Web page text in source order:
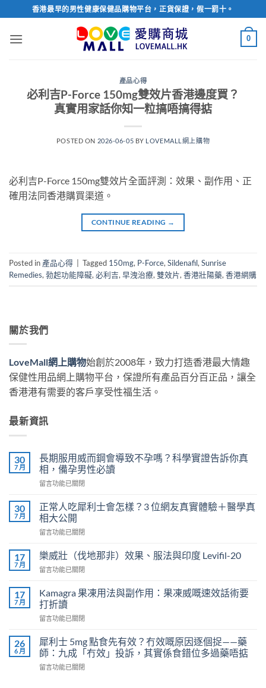
to
content
香港最早的男性健康保健品購物平台，正貨保證，假一罰十。
0
產品心得
必利吉P-Force 150mg雙效片香港邊度買？
真實用家話你知一粒搞唔搞得掂
POSTED ON 2026-06-05 BY LOVEMALL網上購物
必利吉P-Force 150mg雙效片全面評測：效果、副作用、正
確用法同香港購買渠道。
CONTINUE READING →
Posted in 產品心得 Tagged 150mg, P-Force, Sildenafil, Sunrise
Remedies, 勃起功能障礙, 必利吉, 早洩治療, 雙效片, 香港壯陽藥, 香港網購
關於我們
LoveMall網上購物始創於2008年，致力打造香港最大情趣
保健性用品網上購物平台，保證所有產品百分百正品，讓全
香港港有需要的客戶享受性福生活。
最新資訊
30
7 月
長期服用威而鋼會導致不孕嗎？科學實證告訴你真
相，備孕男性必讀
在
期
服
用
威
鋼
導
不
孕
嗎？
科
實
證
告
留言功能已關閉
30
7 月
正常人吃犀利士會怎樣？3 位網友真實體驗＋醫學真
相大公開
在
常
人
吃
利
士
怎
3
位
網
友
留言功能已關閉
17
7 月
樂威壯（伐地那非）效果、服法與印度 Levifil-20
在
威
壯
（伐
地
非）
效
果、
服
留言功能已關閉
17
7 月
Kamagra 果凍用法與副作用：果凍威嘅速效話術要
打折讀
在
果
凍
用
法
留言功能已關閉
26
6 月
犀利士 5mg 點食先有效？冇效嘅原因逐個捉——藥
師：九成「冇效」投訴，其實係食錯位多過藥唔掂
在
留言功能已關閉